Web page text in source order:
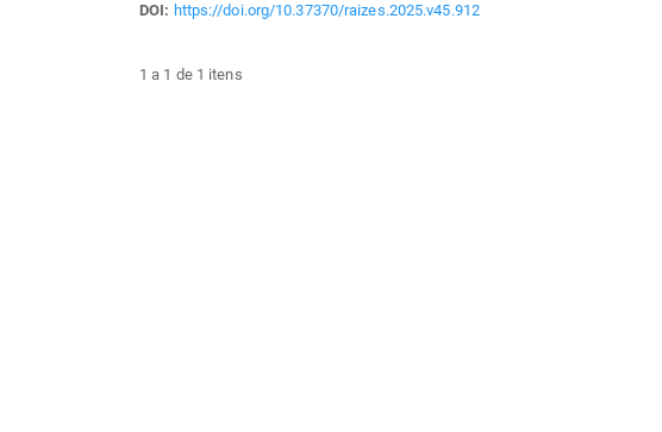
DOI: https://doi.org/10.37370/raizes.2025.v45.912
1 a 1 de 1 itens